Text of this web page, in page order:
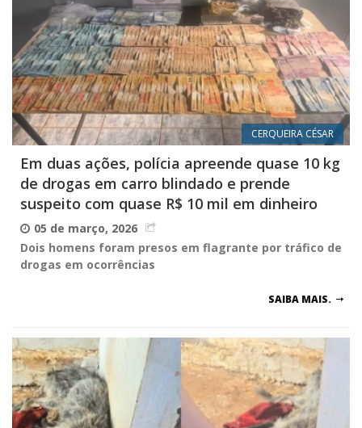
CERQUEIRA CÉSAR
Em duas ações, polícia apreende quase 10 kg
de drogas em carro blindado e prende
suspeito com quase R$ 10 mil em dinheiro
05 de março, 2026
Dois homens foram presos em flagrante por tráfico de
drogas em ocorrências
SAIBA MAIS.